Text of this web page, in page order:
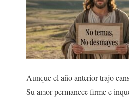
Aunque el año anterior trajo
Su amor permanece firme e